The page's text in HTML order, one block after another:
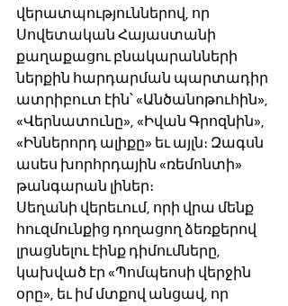
վերատպություններով, որ
Սովետական Հայաստանի
քաղաքացու բնակարանների
ներքին հարդարման պարտադիր
ատրիբուտ էին՝ «Անծանոթուհին»,
«Վերնատունը», «Իվան Գրոզնին»,
«Իններորդ ալիքը» եւ այլն։ Զագսն
ասես խորհրդային «ռեմոնտի»
թանգարան լիներ։
Սեղանի վերեւում, որի վրա մենք
հուզմունքից դողացող ձեռքերով
լրացնելու էինք դիմումները,
կախված էր «Պոմպեոսի վերջին
օրը», եւ իմ մտքով անցավ, որ